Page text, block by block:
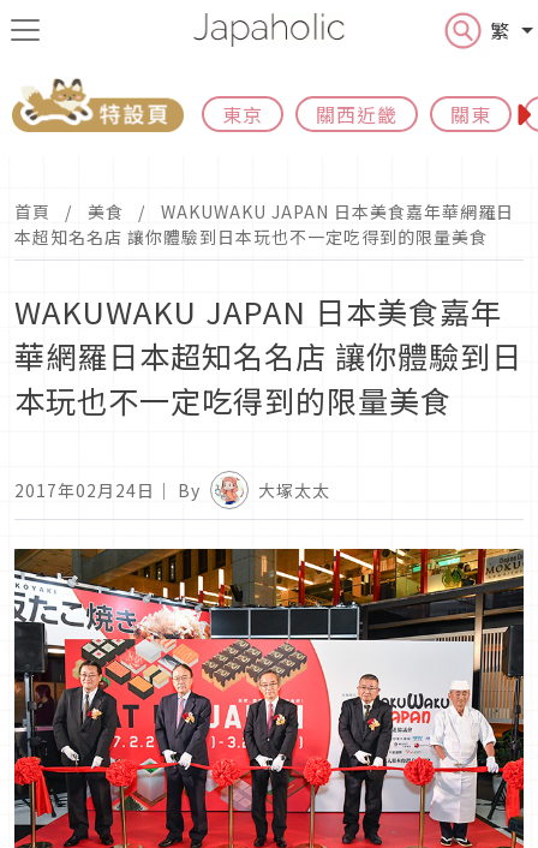
繁
東京 關西近畿 關東
首頁 美食
WAKUWAKU JAPAN 日本美食嘉年華網羅日
本超知名名店 讓你體驗到日本玩也不一定吃得到的限量美食
WAKUWAKU JAPAN 日本美食嘉年
華網羅日本超知名名店 讓你體驗到日
本玩也不一定吃得到的限量美食
2017年02月24日 ｜ By 大塚太太